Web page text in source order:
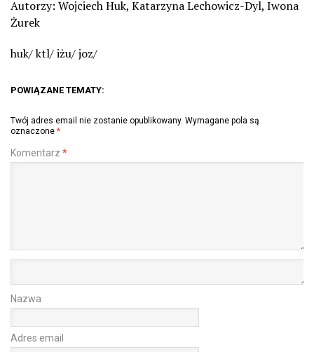
Autorzy: Wojciech Huk, Katarzyna Lechowicz-Dyl, Iwona
Żurek
huk/ ktl/ iżu/ joz/
POWIĄZANE TEMATY:
Twój adres email nie zostanie opublikowany. Wymagane pola są
oznaczone *
Komentarz *
Nazwa
Adres email